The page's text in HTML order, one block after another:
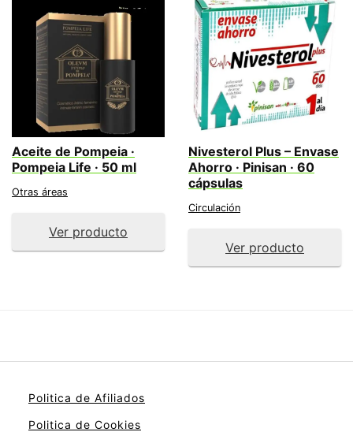
Aceite de Pompeia ·
Pompeia Life · 50 ml
Otras áreas
Ver producto
Nivesterol Plus – Envase
Ahorro · Pinisan · 60
cápsulas
Circulación
Ver producto
Politica de Afiliados
Politica de Cookies